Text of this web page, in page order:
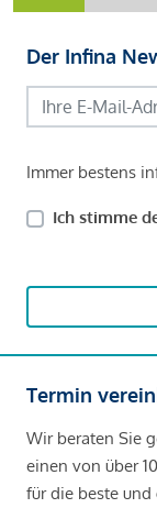
Der Infina
Immer bestens
Ich stimme
Termin
Wir beraten Sie
einen von über
für die beste und